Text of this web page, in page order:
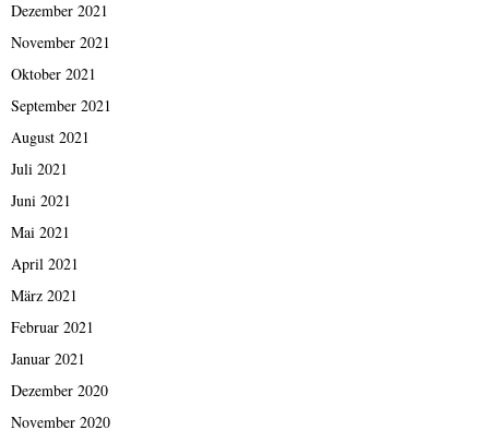
Dezember 2021
November 2021
Oktober 2021
September 2021
August 2021
Juli 2021
Juni 2021
Mai 2021
April 2021
März 2021
Februar 2021
Januar 2021
Dezember 2020
November 2020